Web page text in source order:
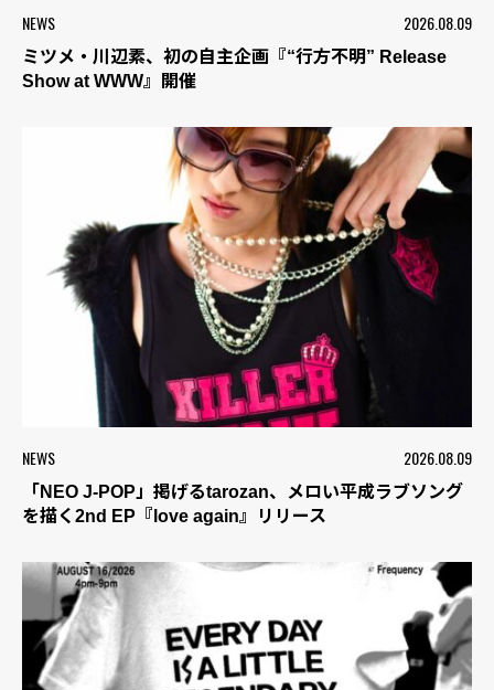
NEWS 2026.08.09
ミツメ・川辺素、初の自主企画『“行方不明” Release
Show at WWW』開催
NEWS 2026.08.09
「NEO J-POP」掲げるtarozan、メロい平成ラブソング
を描く2nd EP『love again』リリース